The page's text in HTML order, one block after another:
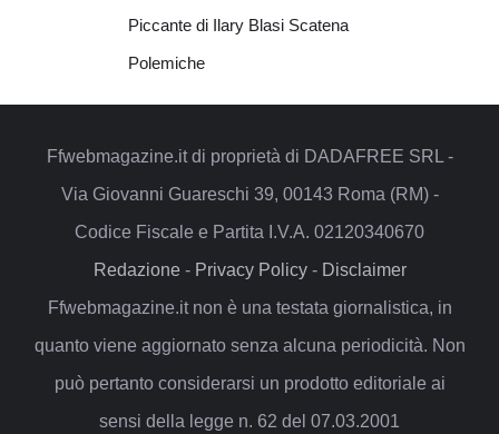
Piccante di Ilary Blasi Scatena
Polemiche
Ffwebmagazine.it di proprietà di DADAFREE SRL -
Via Giovanni Guareschi 39, 00143 Roma (RM) -
Codice Fiscale e Partita I.V.A. 02120340670
Redazione- Privacy Policy- Disclaimer
Ffwebmagazine.it non è una testata giornalistica, in
quanto viene aggiornato senza alcuna periodicità. Non
può pertanto considerarsi un prodotto editoriale ai
sensi della legge n. 62 del 07.03.2001